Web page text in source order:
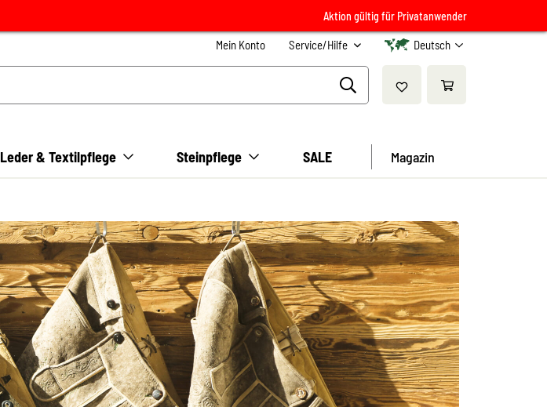
Aktion gültig für Privatanwender
Mein Konto Service/Hilfe Deutsch
Leder & Textilpflege Steinpflege SALE Magazin